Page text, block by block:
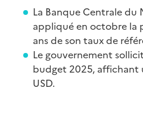
La Banque Centrale du
appliqué en octobre la
ans de son taux de
Le gouvernement
budget 2025, affichant
USD.